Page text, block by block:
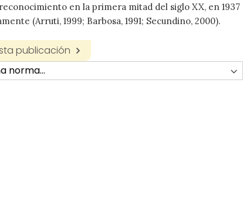
en la primera mitad del siglo XX, en 1937
(Arruti, 1999; Barbosa, 1991; Secundino, 2000).
publicación